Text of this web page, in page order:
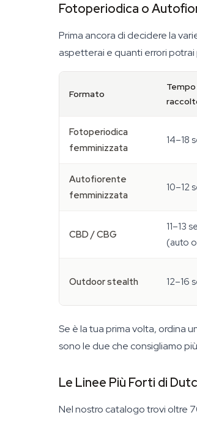
Fotoperiodica o
Prima ancora di decidere la
aspetterai e quanti errori
Formato
Fotoperiodica
femminizzata
14–18
Autofiorente
femminizzata
10–12
CBD / CBG
11–13
(auto
Outdoor stealth 12–16
Se è la tua prima volta, ordina
sono le due che consigliamo
Le Linee Più Forti di
Nel nostro catalogo trovi oltre